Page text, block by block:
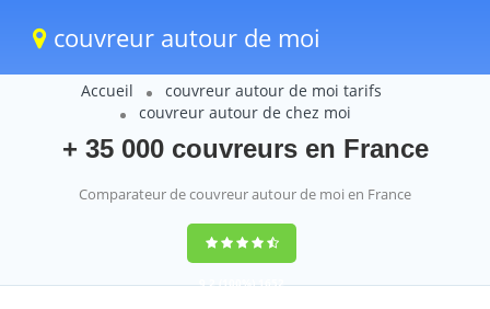
couvreur autour de moi
Accueil
couvreur autour de moi tarifs
couvreur autour de chez moi
+ 35 000 couvreurs en France
Comparateur de couvreur autour de moi en France
9,2(100%)1652